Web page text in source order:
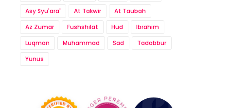
Asy Syu'ara'
At Takwir
At Taubah
Az Zumar
Fushshilat Hud
Ibrahim
Luqman
Muhammad Sad
Tadabbur
Yunus